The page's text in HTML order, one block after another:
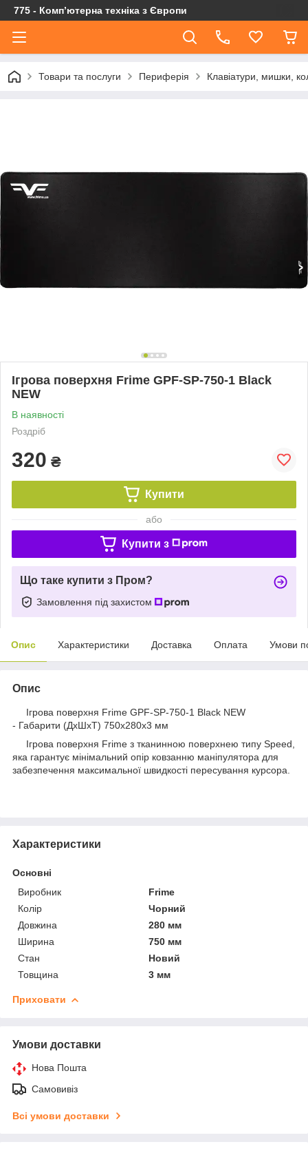
775 - Компʼютерна техніка з Європи
Товари та послуги Периферія Клавіатури, мишки,
Ігрова поверхня Frime GPF-SP-750-1 Black
NEW
В наявності
Роздріб
320 ₴
Купити
або
Купити з
Що таке купити з Пром?
Замовлення під захистом
Опис Характеристики Доставка Оплата Умови
Опис
Ігрова поверхня Frime GPF-SP-750-1 Black NEW
- Габарити (ДхШхТ) 750x280x3 мм
Ігрова поверхня Frime з тканинною поверхнею типу Speed,
яка гарантує мінімальний опір ковзанню маніпулятора для
забезпечення максимальної швидкості пересування курсора.
Характеристики
Основні
Виробник
Frime
Колір
Чорний
Довжина
280 мм
Ширина
750 мм
Стан
Новий
Товщина
3 мм
Приховати
Умови доставки
Нова Пошта
Самовивіз
Всі умови доставки